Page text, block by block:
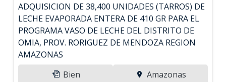
ADQUISICION DE 38,400 UNIDADES (TARROS) DE
LECHE EVAPORADA ENTERA DE 410 GR PARA EL
PROGRAMA VASO DE LECHE DEL DISTRITO DE
OMIA, PROV. RORIGUEZ DE MENDOZA REGION
AMAZONAS
Bien
Amazonas